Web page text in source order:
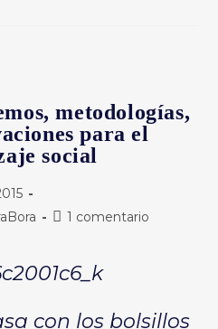
metodologías,
para el
social
Comentarios
entrada:
1 comentario
con los bolsillos